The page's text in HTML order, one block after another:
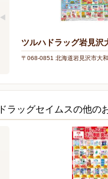
ツルハドラッグ岩見沢
〒068-0851 北海道岩見沢市大
ドラッグセイムスの他の